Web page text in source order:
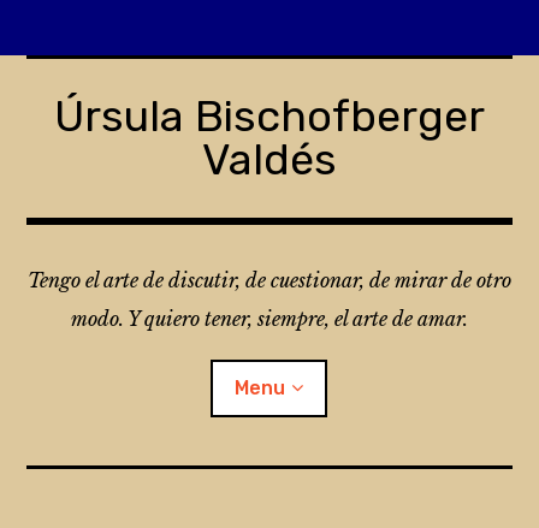
contentÚrsula Bischofberger
Valdés
Tengo el arte de discutir, de cuestionar, de mirar de otro
modo. Y quiero tener, siempre, el arte de amar.
Menu